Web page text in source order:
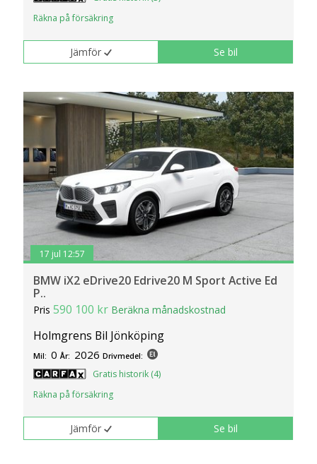
Räkna på försäkring
Jämför Se bil
17 jul 12:57
BMW iX2 eDrive20 Edrive20 M Sport Active Ed
P..
Pris590 100 kr Beräkna månadskostnad
Holmgrens Bil Jönköping
Mil: 0 År: 2026 Drivmedel:
Gratis historik (4)
Räkna på försäkring
Jämför Se bil